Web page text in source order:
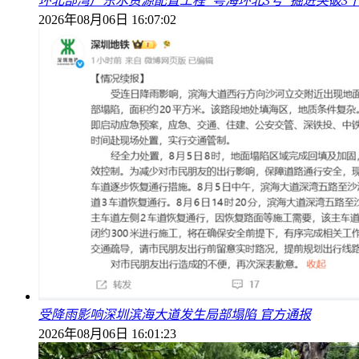
2026年08月06日 16:07:02
受降雨影响深圳滨海大道发生局部塌陷 官方通报
2026年08月06日 16:01:23